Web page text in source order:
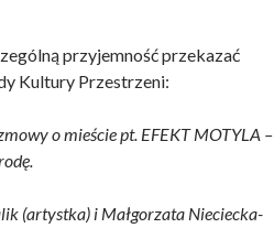
przyjemność przekazać
Kultury Przestrzeni:
o mieście pt. EFEKT MOTYLA –
(artystka) i Małgorzata Nieciecka-